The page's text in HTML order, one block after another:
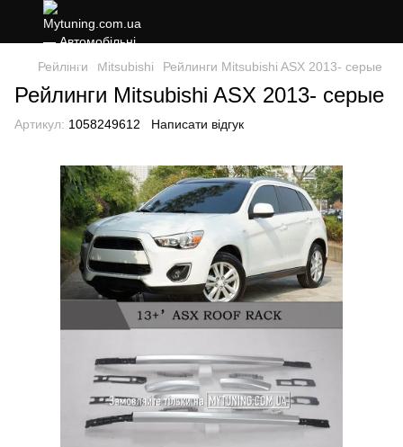
Рейлінги Mitsubishi Рейлинги Mitsubishi ASX 2013- серые
Рейлинги Mitsubishi ASX 2013- серые
Артикул: 1058249612 Написати відгук